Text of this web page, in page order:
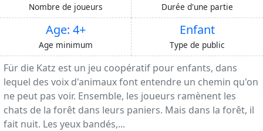
Nombre de joueurs Durée d'une partie
Age: 4+
Age minimum
Enfant
Type de public
Für die Katz est un jeu coopératif pour enfants, dans
lequel des voix d'animaux font entendre un chemin qu'on
ne peut pas voir. Ensemble, les joueurs ramènent les
chats de la forêt dans leurs paniers. Mais dans la forêt, il
fait nuit. Les yeux bandés,...